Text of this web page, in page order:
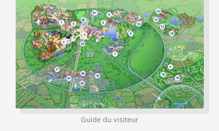
Guide du visiteur